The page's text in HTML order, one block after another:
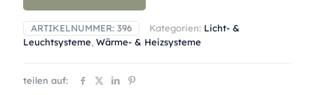
ARTIKELNUMMER: 396 Kategorien: Licht- &
Leuchtsysteme, Wärme- & Heizsysteme
teilen auf: